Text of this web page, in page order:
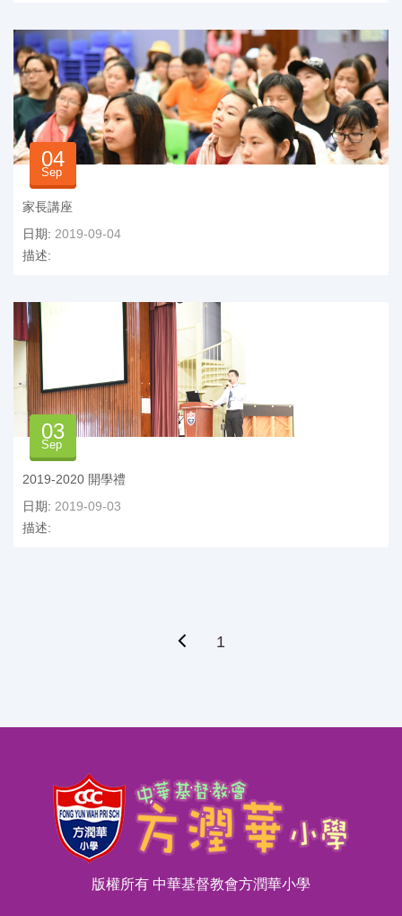
04
Sep
家長講座
日期: 2019-09-04
描述:
03
Sep
2019-2020 開學禮
日期: 2019-09-03
描述:
1
版權所有 中華基督教會方潤華小學